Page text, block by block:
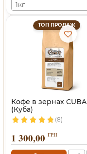
1кг
ТОП ПРОДАЖ
Кофе в зернах CUBA
(Куба)
(8)
1 300,00 ГРН